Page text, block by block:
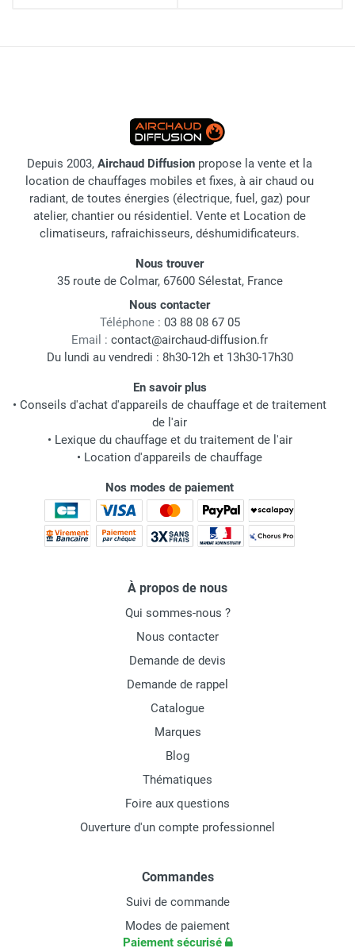
Depuis 2003, Airchaud Diffusion propose la vente et la
location de chauffages mobiles et fixes, à air chaud ou
radiant, de toutes énergies (électrique, fuel, gaz) pour
atelier, chantier ou résidentiel. Vente et Location de
climatiseurs, rafraichisseurs, déshumidificateurs.
Nous trouver
35 route de Colmar, 67600 Sélestat, France
Nous contacter
Téléphone : 03 88 08 67 05
Email : contact@airchaud-diffusion.fr
Du lundi au vendredi : 8h30-12h et 13h30-17h30
En savoir plus
• Conseils d'achat d'appareils de chauffage et de traitement
de l'air
• Lexique du chauffage et du traitement de l'air
• Location d'appareils de chauffage
Nos modes de paiement
À propos de nous
Qui sommes-nous ?
Nous contacter
Demande de devis
Demande de rappel
Catalogue
Marques
Blog
Thématiques
Foire aux questions
Ouverture d'un compte professionnel
Commandes
Suivi de commande
Modes de paiement
Paiement sécurisé